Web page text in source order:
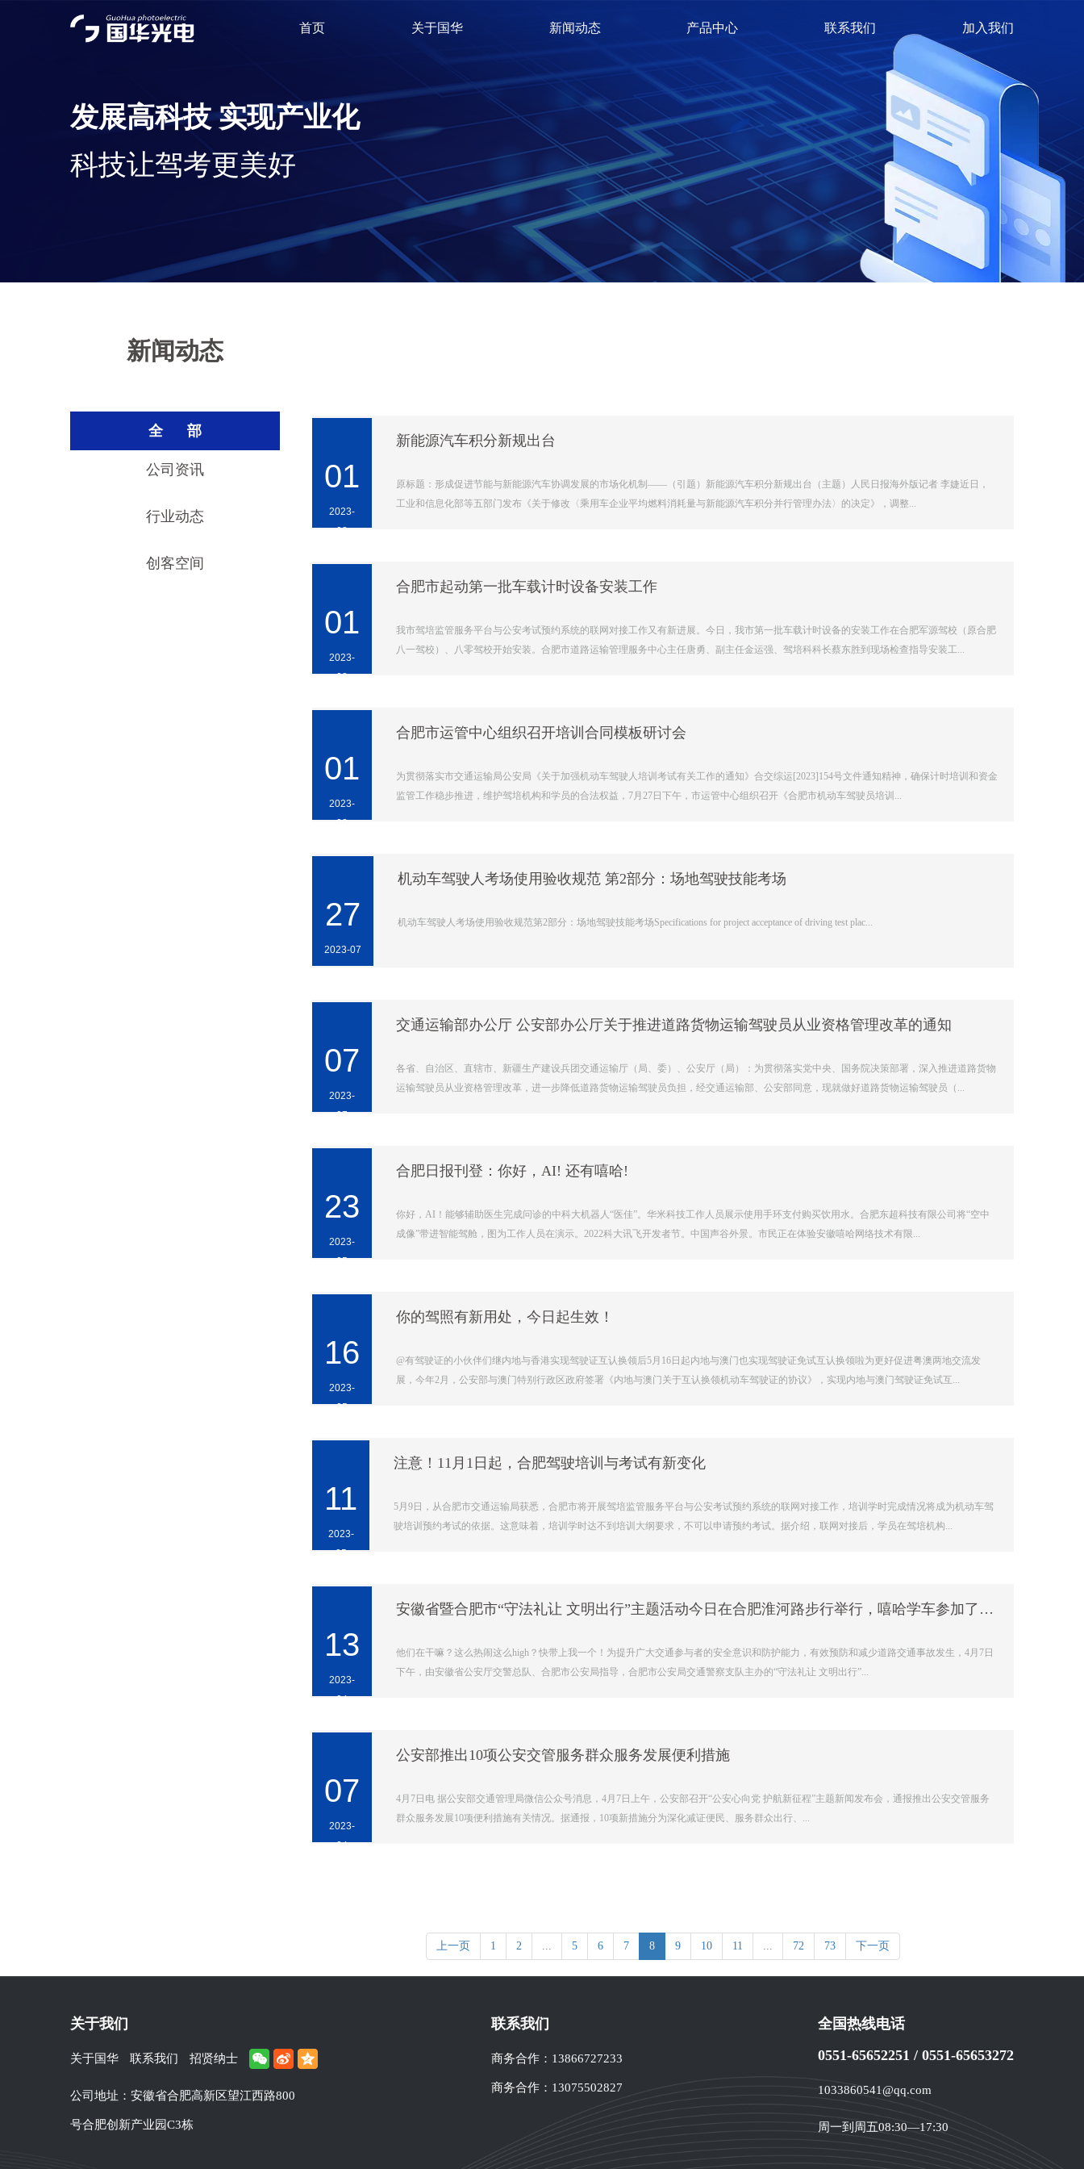
首页 关于国华 新闻动态 产品中心 联系我们 加入我们
发展高科技 实现产业化
科技让驾考更美好
新闻动态
全 部
公司资讯
行业动态
创客空间
01
2023-
08
新能源汽车积分新规出台
原标题：形成促进节能与新能源汽车协调发展的市场化机制——（引题）新能源汽车积分新规出台（主题）人民日报海外版记者 李婕近日，
工业和信息化部等五部门发布《关于修改〈乘用车企业平均燃料消耗量与新能源汽车积分并行管理办法〉的决定》，调整...
01
2023-
08
合肥市起动第一批车载计时设备安装工作
我市驾培监管服务平台与公安考试预约系统的联网对接工作又有新进展。今日，我市第一批车载计时设备的安装工作在合肥军源驾校（原合肥
八一驾校）、八零驾校开始安装。合肥市道路运输管理服务中心主任唐勇、副主任金运强、驾培科科长蔡东胜到现场检查指导安装工...
01
2023-
08
合肥市运管中心组织召开培训合同模板研讨会
为贯彻落实市交通运输局公安局《关于加强机动车驾驶人培训考试有关工作的通知》合交综运[2023]154号文件通知精神，确保计时培训和资金
监管工作稳步推进，维护驾培机构和学员的合法权益，7月27日下午，市运管中心组织召开《合肥市机动车驾驶员培训...
27
2023-07
机动车驾驶人考场使用验收规范 第2部分：场地驾驶技能考场
机动车驾驶人考场使用验收规范第2部分：场地驾驶技能考场Specifications for project acceptance of driving test plac...
07
2023-
07
交通运输部办公厅 公安部办公厅关于推进道路货物运输驾驶员从业资格管理改革的通知
各省、自治区、直辖市、新疆生产建设兵团交通运输厅（局、委）、公安厅（局）：为贯彻落实党中央、国务院决策部署，深入推进道路货物
运输驾驶员从业资格管理改革，进一步降低道路货物运输驾驶员负担，经交通运输部、公安部同意，现就做好道路货物运输驾驶员（...
23
2023-
05
合肥日报刊登：你好，AI! 还有嘻哈!
你好，AI！能够辅助医生完成问诊的中科大机器人“医佳”。华米科技工作人员展示使用手环支付购买饮用水。合肥东超科技有限公司将“空中
成像”带进智能驾舱，图为工作人员在演示。2022科大讯飞开发者节。中国声谷外景。市民正在体验安徽嘻哈网络技术有限...
16
2023-
05
你的驾照有新用处，今日起生效！
@有驾驶证的小伙伴们继内地与香港实现驾驶证互认换领后5月16日起内地与澳门也实现驾驶证免试互认换领啦为更好促进粤澳两地交流发
展，今年2月，公安部与澳门特别行政区政府签署《内地与澳门关于互认换领机动车驾驶证的协议》，实现内地与澳门驾驶证免试互...
11
2023-
05
注意！11月1日起，合肥驾驶培训与考试有新变化
5月9日，从合肥市交通运输局获悉，合肥市将开展驾培监管服务平台与公安考试预约系统的联网对接工作，培训学时完成情况将成为机动车驾
驶培训预约考试的依据。这意味着，培训学时达不到培训大纲要求，不可以申请预约考试。据介绍，联网对接后，学员在驾培机构...
13
2023-
04
安徽省暨合肥市“守法礼让 文明出行”主题活动今日在合肥淮河路步行举行，嘻哈学车参加了活动！
他们在干嘛？这么热闹这么high？快带上我一个！为提升广大交通参与者的安全意识和防护能力，有效预防和减少道路交通事故发生，4月7日
下午，由安徽省公安厅交警总队、合肥市公安局指导，合肥市公安局交通警察支队主办的“守法礼让 文明出行”...
07
2023-
04
公安部推出10项公安交管服务群众服务发展便利措施
4月7日电 据公安部交通管理局微信公众号消息，4月7日上午，公安部召开“公安心向党 护航新征程”主题新闻发布会，通报推出公安交管服务
群众服务发展10项便利措施有关情况。据通报，10项新措施分为深化减证便民、服务群众出行、...
上一页 1 2 ... 5 6 7 8 9 10 11 ... 72 73 下一页
关于我们
关于国华 联系我们 招贤纳士
公司地址：安徽省合肥高新区望江西路800
号合肥创新产业园C3栋
联系我们
商务合作： 13866727233
商务合作： 13075502827
全国热线电话
0551-65652251 / 0551-65653272
1033860541@qq.com
周一到周五08:30—17:30